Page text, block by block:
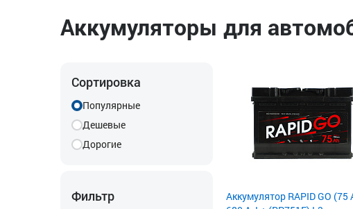
Аккумуляторы для
Сортировка
Популярные
Дешевые
Дорогие
Фильтр
Аккумулятор RAPID GO (75